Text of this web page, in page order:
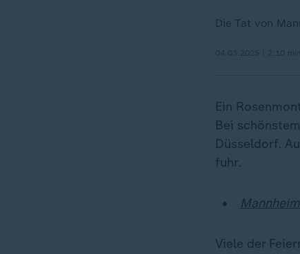
Die Tat von
Ein
Bei
Düsseldorf.
fuhr.
Viele der